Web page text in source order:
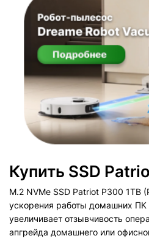
Купить SSD
M.2 NVMe SSD Patriot P300 1TB
ускорения работы домашних ПК
увеличивает отзывчивость
апгрейда домашнего или